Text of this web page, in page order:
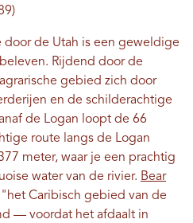
door de Utah is een geweldige
Rijdend door de
gebied zich door
en de schilderachtige
de Logan loopt de 66
route langs de Logan
meter, waar je een prachtig
water van de rivier. Bear
Caribisch gebied van de
— voordat het afdaalt in